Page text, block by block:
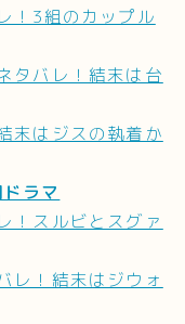
！3組のカップル
タバレ！結末は台
末はジスの執着か
ラマ
！スルビとスグァ
レ！結末はジウォ